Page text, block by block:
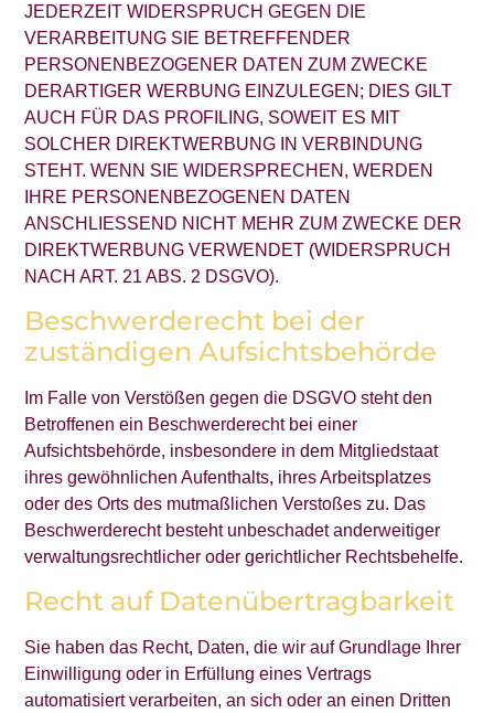
JEDERZEIT WIDERSPRUCH GEGEN DIE
VERARBEITUNG SIE BETREFFENDER
PERSONENBEZOGENER DATEN ZUM ZWECKE
DERARTIGER WERBUNG EINZULEGEN; DIES GILT
AUCH FÜR DAS PROFILING, SOWEIT ES MIT
SOLCHER DIREKTWERBUNG IN VERBINDUNG
STEHT. WENN SIE WIDERSPRECHEN, WERDEN
IHRE PERSONENBEZOGENEN DATEN
ANSCHLIESSEND NICHT MEHR ZUM ZWECKE DER
DIREKTWERBUNG VERWENDET (WIDERSPRUCH
NACH ART. 21 ABS. 2 DSGVO).
Beschwerde­recht bei der
zuständigen Aufsichts­behörde
Im Falle von Verstößen gegen die DSGVO steht den
Betroffenen ein Beschwerderecht bei einer
Aufsichtsbehörde, insbesondere in dem Mitgliedstaat
ihres gewöhnlichen Aufenthalts, ihres Arbeitsplatzes
oder des Orts des mutmaßlichen Verstoßes zu. Das
Beschwerderecht besteht unbeschadet anderweitiger
verwaltungsrechtlicher oder gerichtlicher Rechtsbehelfe.
Recht auf Daten­übertrag­barkeit
Sie haben das Recht, Daten, die wir auf Grundlage Ihrer
Einwilligung oder in Erfüllung eines Vertrags
automatisiert verarbeiten, an sich oder an einen Dritten